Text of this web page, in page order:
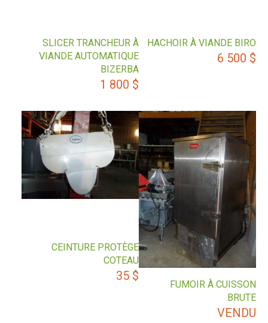
HACHOIR À VIANDE BIRO
6 500 $
SLICER TRANCHEUR À
VIANDE AUTOMATIQUE
BIZERBA
1 800 $
FUMOIR À CUISSON
BRUTE
VENDU
CEINTURE PROTÈGE
COTEAU
35 $